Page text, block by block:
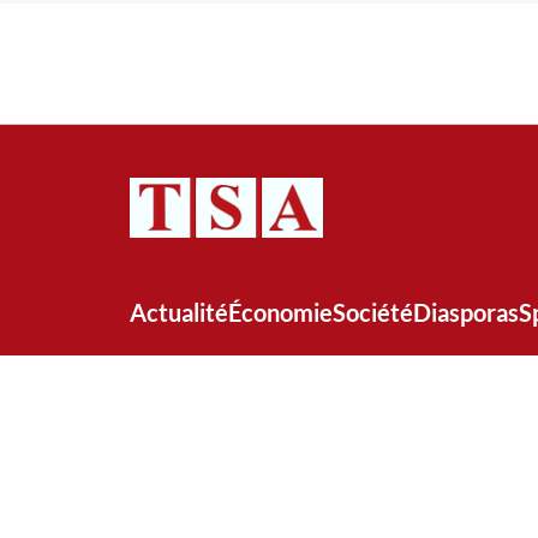
ActualitéÉconomieSociétéDiasporas